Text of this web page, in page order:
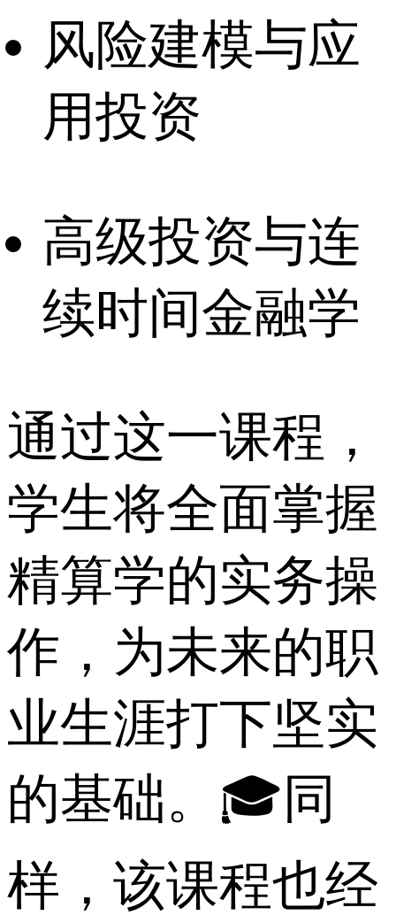
风险建模与应
用投资
高级投资与连
续时间金融学
通过这一课程，
学生将全面掌握
精算学的实务操
作，为未来的职
业生涯打下坚实
的基础。🎓同
样，该课程也经